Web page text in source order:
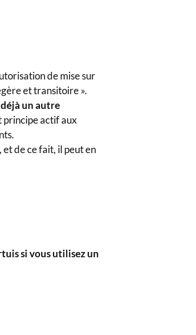
de mise sur
et transitoire ».
un autre
principe actif aux
de ce fait, il peut en
si vous utilisez un